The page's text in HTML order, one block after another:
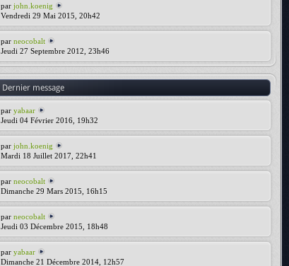
parjohn.koenig
Vendredi 29 Mai 2015, 20h42
parneocobalt
Jeudi 27 Septembre 2012, 23h46
Dernier message
paryabaar
Jeudi 04 Février 2016, 19h32
parjohn.koenig
Mardi 18 Juillet 2017, 22h41
parneocobalt
Dimanche 29 Mars 2015, 16h15
parneocobalt
Jeudi 03 Décembre 2015, 18h48
paryabaar
Dimanche 21 Décembre 2014, 12h57